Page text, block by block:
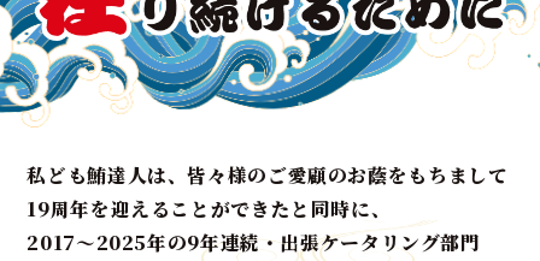
私ども鮪達人は、皆々様のご愛顧のお蔭をもちまして
19周年を迎えることができたと同時に、
2017〜2025年の9年連続・出張ケータリング部門